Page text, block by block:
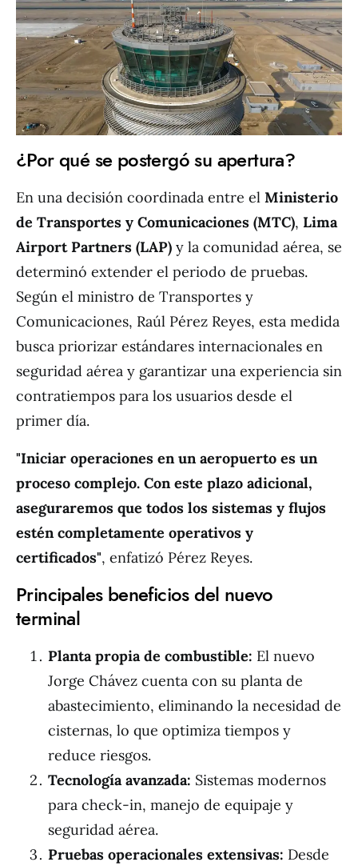
¿Por qué se postergó su apertura?
En una decisión coordinada entre el Ministerio
de Transportes y Comunicaciones (MTC), Lima
Airport Partners (LAP) y la comunidad aérea, se
determinó extender el periodo de pruebas.
Según el ministro de Transportes y
Comunicaciones, Raúl Pérez Reyes, esta medida
busca priorizar estándares internacionales en
seguridad aérea y garantizar una experiencia sin
contratiempos para los usuarios desde el
primer día.
"Iniciar operaciones en un aeropuerto es un
proceso complejo. Con este plazo adicional,
aseguraremos que todos los sistemas y flujos
estén completamente operativos y
certificados", enfatizó Pérez Reyes.
Principales beneficios del nuevo
terminal
Planta propia de combustible: El nuevo
Jorge Chávez cuenta con su planta de
abastecimiento, eliminando la necesidad de
cisternas, lo que optimiza tiempos y
reduce riesgos.
Tecnología avanzada: Sistemas modernos
para check-in, manejo de equipaje y
seguridad aérea.
Pruebas operacionales extensivas: Desde